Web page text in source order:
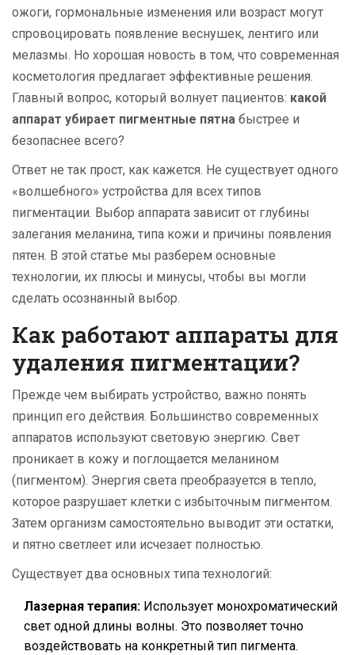
ожоги, гормональные изменения или возраст могут
спровоцировать появление веснушек, лентиго или
мелазмы. Но хорошая новость в том, что современная
косметология предлагает эффективные решения.
Главный вопрос, который волнует пациентов: какой
аппарат убирает пигментные пятна быстрее и
безопаснее всего?
Ответ не так прост, как кажется. Не существует одного
«волшебного» устройства для всех типов
пигментации. Выбор аппарата зависит от глубины
залегания меланина, типа кожи и причины появления
пятен. В этой статье мы разберем основные
технологии, их плюсы и минусы, чтобы вы могли
сделать осознанный выбор.
Как работают аппараты для
удаления пигментации?
Прежде чем выбирать устройство, важно понять
принцип его действия. Большинство современных
аппаратов используют световую энергию. Свет
проникает в кожу и поглощается меланином
(пигментом). Энергия света преобразуется в тепло,
которое разрушает клетки с избыточным пигментом.
Затем организм самостоятельно выводит эти остатки,
и пятно светлеет или исчезает полностью.
Существует два основных типа технологий:
Лазерная терапия: Использует монохроматический
свет одной длины волны. Это позволяет точно
воздействовать на конкретный тип пигмента.